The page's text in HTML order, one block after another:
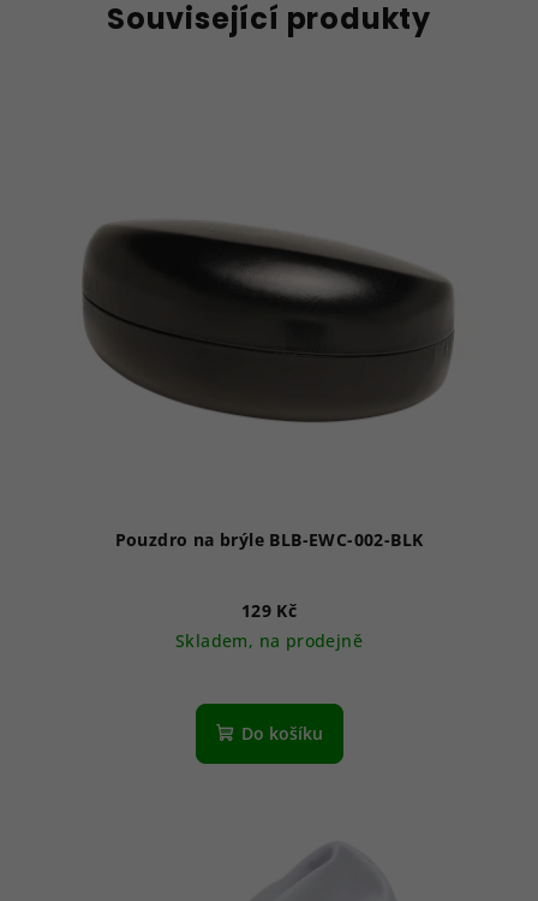
Související produkty
Pouzdro na brýle BLB-EWC-002-BLK
129 Kč
Skladem, na prodejně
Do košíku